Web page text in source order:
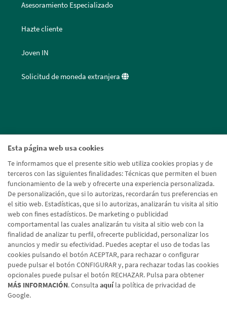
Esta página web usa cookies
Te informamos que el presente sitio web utiliza cookies propias y de
terceros con las siguientes finalidades: Técnicas que permiten el buen
funcionamiento de la web y ofrecerte una experiencia personalizada.
De personalización, que si lo autorizas, recordarán tus preferencias en
el sitio web. Estadísticas, que si lo autorizas, analizarán tu visita al sitio
web con fines estadísticos. De marketing o publicidad
comportamental las cuales analizarán tu visita al sitio web con la
finalidad de analizar tu perfil, ofrecerte publicidad, personalizar los
anuncios y medir su efectividad. Puedes aceptar el uso de todas las
cookies pulsando el botón ACEPTAR, para rechazar o configurar
puede pulsar el botón CONFIGURAR y, para rechazar todas las cookies
opcionales puede pulsar el botón RECHAZAR. Pulsa para obtener
MÁS INFORMACIÓN. Consulta aquíla política de privacidad de
Google.
Asesoramiento Especializado
Hazte cliente
Joven IN
Solicitud de moneda extranjera
Aviso legal